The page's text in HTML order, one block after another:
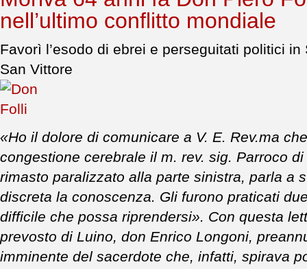
nell’ultimo conflitto mondiale
Favorì l’esodo di ebrei e perseguitati politici
San Vittore
«Ho il dolore di comunicare a V. E. Rev.ma
congestione cerebrale il m. rev. sig. Parroco
rimasto paralizzato alla parte sinistra, parla a
discreta la conoscenza. Gli furono praticati
difficile che possa riprendersi». Con questa
prevosto di Luino, don Enrico Longoni,
imminente del sacerdote che, infatti, spirava